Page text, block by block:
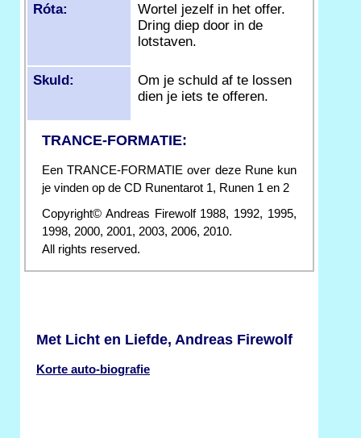
Róta:
Wortel jezelf in het offer.
Dring diep door in de
lotstaven.
Skuld:
Om je schuld af te lossen
dien je iets te offeren.
TRANCE-FORMATIE:
Een TRANCE-FORMATIE over deze Rune kun
je vinden op de CD Runentarot 1, Runen 1 en 2
Copyright© Andreas Firewolf 1988, 1992, 1995,
1998, 2000, 2001, 2003, 2006, 2010.
All rights reserved.
Met Licht en Liefde, Andreas Firewolf
Korte auto-biografie